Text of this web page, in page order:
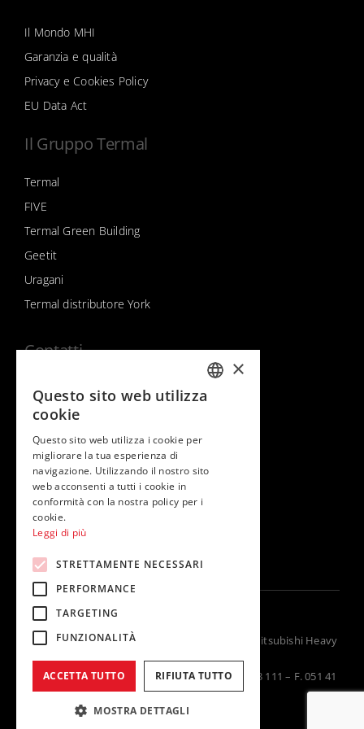
Il Mondo MHI
Garanzia e qualità
Privacy e Cookies Policy
EU Data Act
Il Gruppo Termal
Termal
FIVE
Termal Green Building
Geetit
Uragani
Termal distributore York
Contatti
Contatti & supporto
Seguici su
Termal Group, distributore unico in Italia per Mitsubishi Heavy
Industries
Via della Salute 14, 40132 Bologna – T. 051 41 33 111 – F. 051 41
33 112 – P.IVA 02262920370
×
Questo sito web utilizza
cookie
Questo sito web utilizza i cookie per
migliorare la tua esperienza di
navigazione. Utilizzando il nostro sito
web acconsenti a tutti i cookie in
conformità con la nostra policy per i
cookie.
Leggi di più
STRETTAMENTE NECESSARI
PERFORMANCE
TARGETING
FUNZIONALITÀ
ACCETTA TUTTO RIFIUTA TUTTO
MOSTRA DETTAGLI